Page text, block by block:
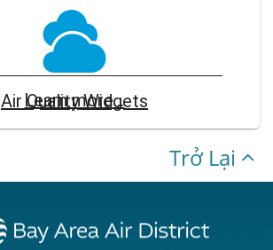
Learn more...
Air Quality Widgets
Trở Lại